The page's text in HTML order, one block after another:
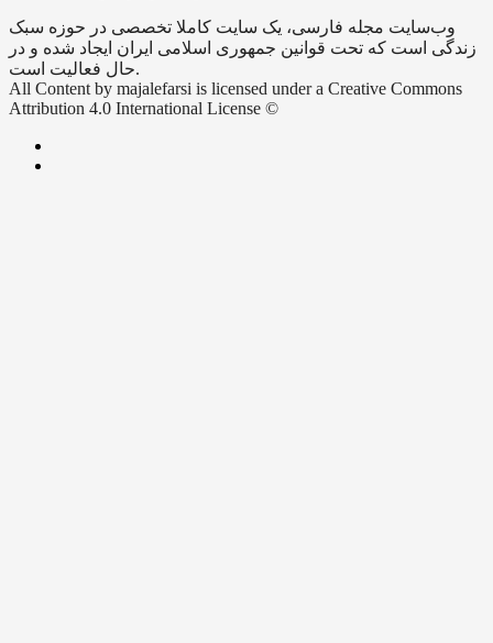
وب‌سایت مجله فارسی، یک سایت کاملا تخصصی در حوزه سبک
زندگی است که تحت قوانین جمهوری اسلامی ایران ایجاد شده و در
حال فعالیت است.
All Content by majalefarsi is licensed under a Creative Commons
Attribution 4.0 International License ©️